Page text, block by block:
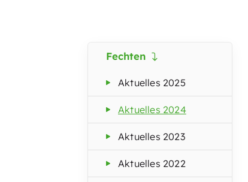
Fechten
Aktuelles 2025
Aktuelles 2024
Aktuelles 2023
Aktuelles 2022